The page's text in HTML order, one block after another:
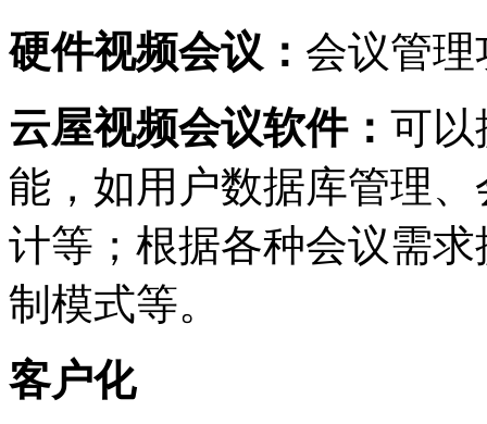
硬件视频会议： 会议管
云屋视频会议软件： 可以
能，如用户数据库管理
计等；根据各种会议需
制模式等。
客户化